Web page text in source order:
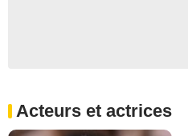
Acteurs et actrices